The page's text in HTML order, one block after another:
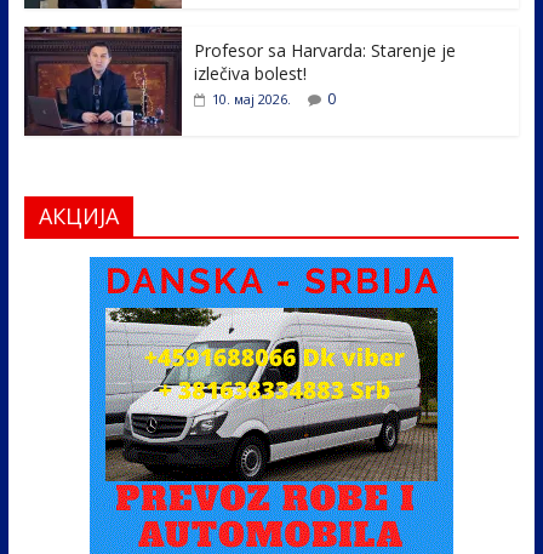
Profesor sa Harvarda: Starenje je
izlečiva bolest!
10. мај 2026. 0
АКЦИЈА